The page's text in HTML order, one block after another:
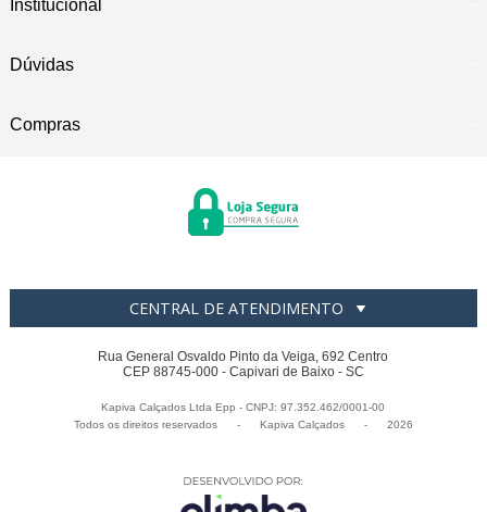
Institucional
Dúvidas
Compras
CENTRAL DE ATENDIMENTO
Rua General Osvaldo Pinto da Veiga, 692 Centro
CEP 88745-000 - Capivari de Baixo - SC
Kapiva Calçados Ltda Epp - CNPJ: 97.352.462/0001-00
Todos os direitos reservados
- Kapiva Calçados - 2026